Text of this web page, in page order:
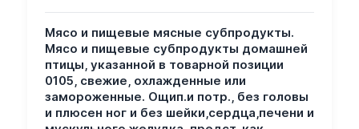
Мясо и пищевые мясные субпродукты.
Мясо и пищевые субпродукты домашней
птицы, указанной в товарной позиции
0105, свежие, охлажденные или
замороженные. Ощип.и потр., без головы
и плюсен ног и без шейки,сердца,печени и